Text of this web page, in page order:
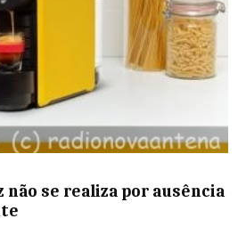
não se realiza por ausência